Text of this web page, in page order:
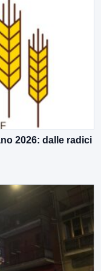
2026: dalle radici